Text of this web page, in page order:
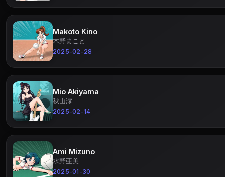
Makoto Kino
木野まこと
2025-02-28
Mio Akiyama
秋山澪
2025-02-14
Ami Mizuno
水野亜美
2025-01-30